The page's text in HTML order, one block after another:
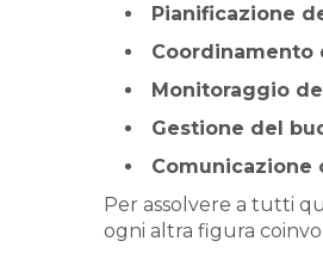
Pianificazione
Coordinamento
Monitoraggio
Gestione del
Comunicazione
Per assolvere a tutti
ogni altra figura